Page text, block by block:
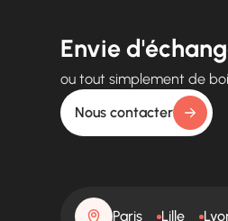
Envie
ou tout simplement de
Nous contacter
Paris Lille